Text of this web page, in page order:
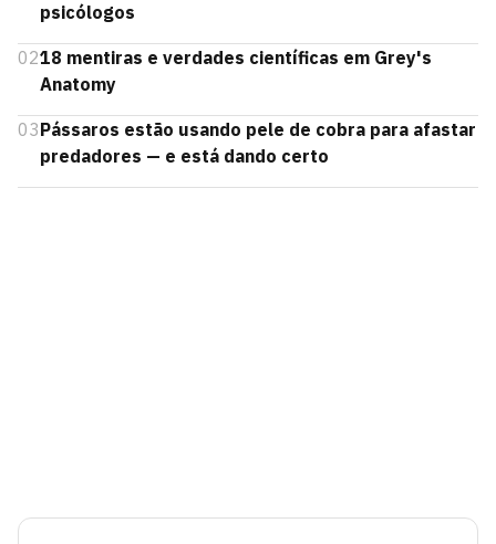
psicólogos
0218 mentiras e verdades científicas em Grey's
Anatomy
03Pássaros estão usando pele de cobra para afastar
predadores — e está dando certo